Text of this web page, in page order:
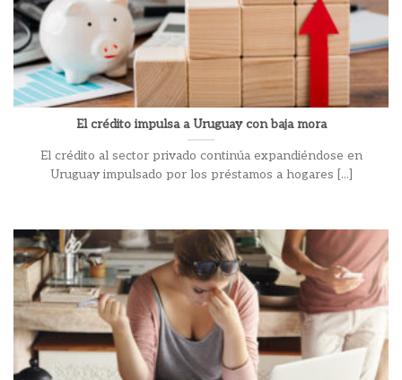
El crédito impulsa a Uruguay con baja mora
El crédito al sector privado continúa expandiéndose en
Uruguay impulsado por los préstamos a hogares [...]